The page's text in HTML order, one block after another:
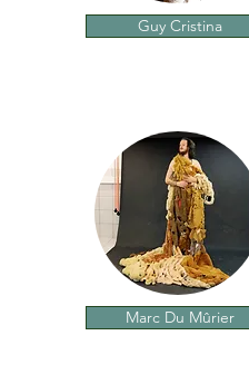
Guy Cristina
Marc Du Mûrier